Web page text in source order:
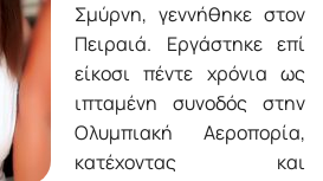
Σμύρνη, γεννήθηκε στον
Πειραιά. Εργάστηκε επί
είκοσι πέντε χρόνια ως
ιπταμένη συνοδός στην
Ολυμπιακή Αεροπορία,
κατέχοντας και